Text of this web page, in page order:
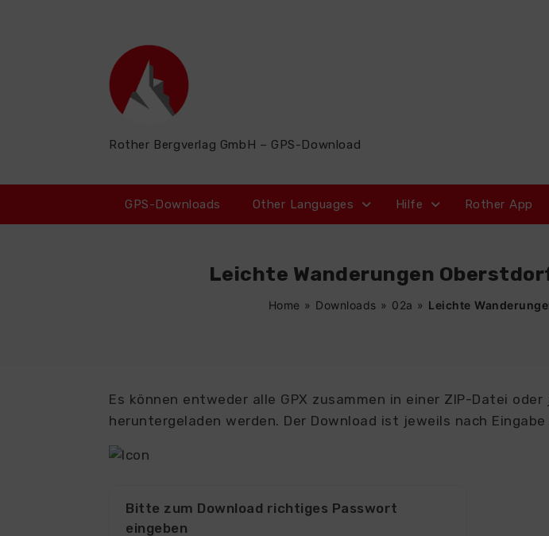
Rother Bergverlag GmbH – GPS-Download
GPS-Downloads Other Languages Hilfe Rother App
Leichte Wanderungen
Home » Downloads » 02a » Leichte
Es können entweder alle GPX zusammen in einer ZIP-Datei oder
heruntergeladen werden. Der Download ist jeweils nach
Bitte zum Download richtiges Passwort
eingeben